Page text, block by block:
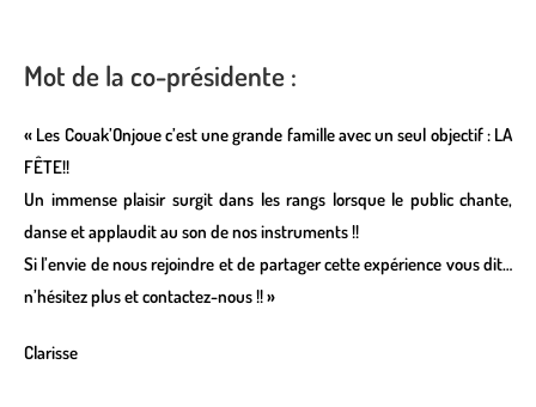
Mot de la co-présidente :
« Les Couak’Onjoue c’est une grande famille avec un seul objectif : LA
FÊTE!!
Un immense plaisir surgit dans les rangs lorsque le public chante,
danse et applaudit au son de nos instruments !!
Si l’envie de nous rejoindre et de partager cette expérience vous dit…
n’hésitez plus et contactez-nous !! »
Clarisse